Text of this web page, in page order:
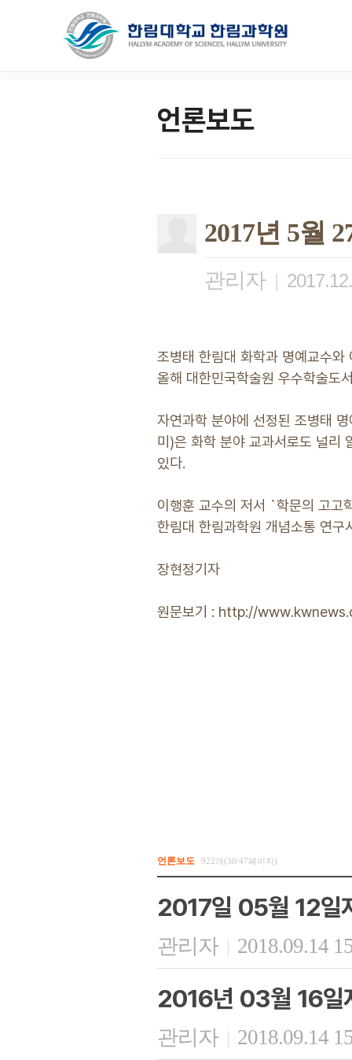
언론보도
2017년 5월
관리자 |
조병태 한림대 화학과 명예교수
올해 대한민국학술원 우수학술도
자연과학 분야에 선정된 조병태
미)은 화학 분야 교과서로도 널리
있다.
이행훈 교수의 저서 `학문의 고고
한림대 한림과학원 개념소통 연구
장현정기
원문보기 : http://
언론보도 922개(30/47페이지)
2017일 05월 12일
관리자 | 2018.09.14
2016년 03월 16일
관리자 | 2018.09.14